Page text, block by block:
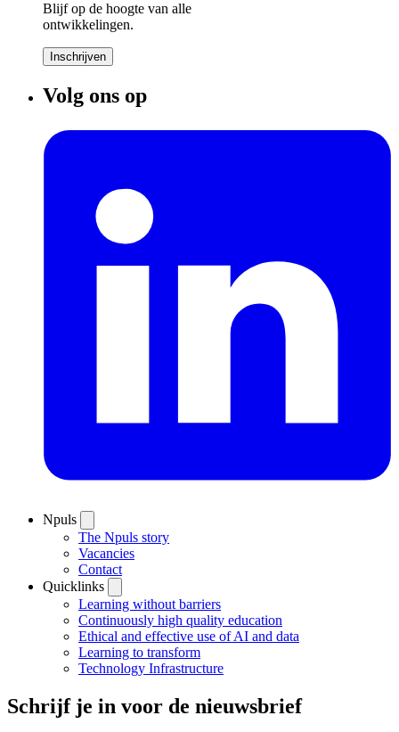
Blijf op de hoogte van alle
ontwikkelingen.
Inschrijven
Volg ons op
Npuls
The Npuls story
Vacancies
Contact
Quicklinks
Learning without barriers
Continuously high quality education
Ethical and effective use of AI and data
Learning to transform
Technology Infrastructure
Schrijf je in voor de nieuwsbrief